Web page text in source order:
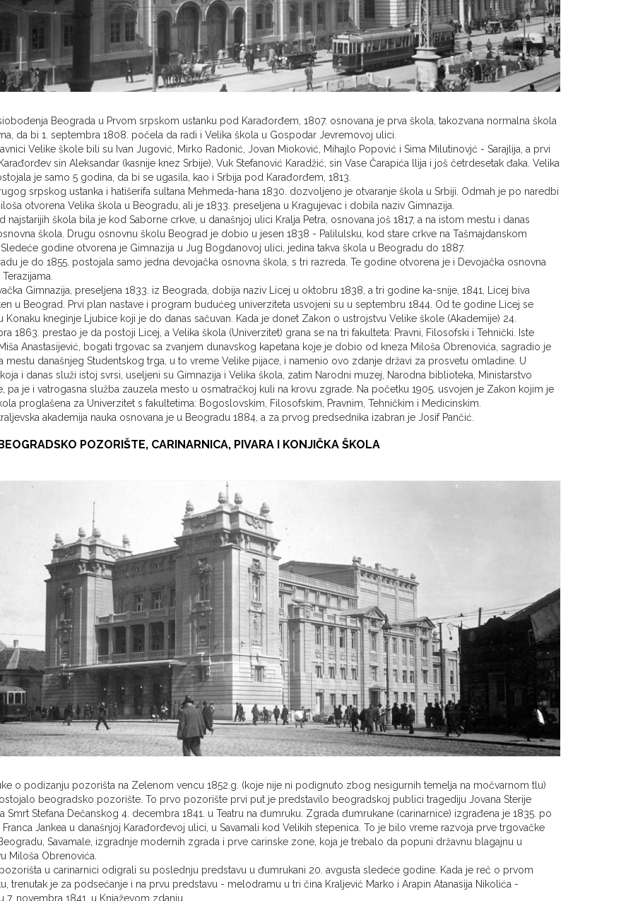
Beograda u Prvom srpskom ustanku pod Karađorđem, 1807. osnovana je prva škola, takozvana normalna škola
da bi 1. septembra 1808. počela da radi i Velika škola u Gospodar Jevremovoj ulici.
Velike škole bili su Ivan Jugović, Mirko Radonić, Jovan Mioković, Mihajlo Popović i Sima Milutinovjć - Sarajlija, a prvi
sin Aleksandar (kasnije knez Srbije), Vuk Stefanović Karadžić, sin Vase Čarapića llija i još četrdesetak đaka. Velika
je samo 5 godina, da bi se ugasila, kao i Srbija pod Karađorđem, 1813.
srpskog ustanka i hatišerifa sultana Mehmeda-hana 1830. dozvoljeno je otvaranje škola u Srbiji. Odmah je po naredbi
otvorena Velika škola u Beogradu, ali je 1833. preseljena u Kragujevac i dobila naziv Gimnazija.
najstarijih škola bila je kod Saborne crkve, u današnjoj ulici Kralja Petra, osnovana još 1817, a na istom mestu i danas
škola. Drugu osnovnu školu Beograd je dobio u jesen 1838 - Palilulsku, kod stare crkve na Tašmajdanskom
godine otvorena je Gimnazija u Jug Bogdanovoj ulici, jedina takva škola u Beogradu do 1887.
je do 1855. postojala samo jedna devojačka osnovna škola, s tri razreda. Te godine otvorena je i Devojačka osnovna
Gimnazija, preseljena 1833. iz Beograda, dobija naziv Licej u oktobru 1838, a tri godine ka-snije, 1841, Licej biva
u Beograd. Prvi plan nastave i program budućeg univerziteta usvojeni su u septembru 1844. Od te godine Licej se
Konaku kneginje Ljubice koji je do danas sačuvan. Kada je donet Zakon o ustrojstvu Velike škole (Akademije) 24.
1863. prestao je da postoji Licej, a Velika škola (Univerzitet) grana se na tri fakulteta: Pravni, Filosofski i Tehnički. Iste
Anastasijević, bogati trgovac sa zvanjem dunavskog kapetana koje je dobio od kneza Miloša Obrenovića, sagradio je
mestu današnjeg Studentskog trga, u to vreme Velike pijace, i namenio ovo zdanje državi za prosvetu omladine. U
i danas služi istoj svrsi, useljeni su Gimnazija i Velika škola, zatim Narodni muzej, Narodna biblioteka, Ministarstvo
pa je i vatrogasna služba zauzela mesto u osmatračkoj kuli na krovu zgrade. Na početku 1905. usvojen je Zakon kojim je
proglašena za Univerzitet s fakultetima: Bogoslovskim, Filosofskim, Pravnim, Tehničkim i Medicinskim.
akademija nauka osnovana je u Beogradu 1884, a za prvog predsednika izabran je Josif Pančić.
POZORIŠTE, CARINARNICA, PIVARA I KONJIČKA ŠKOLA
o podizanju pozorišta na Zelenom vencu 1852.g. (koje nije ni podignuto zbog nesigurnih temelja na močvarnom tlu)
beogradsko pozorište. To prvo pozorište prvi put je predstavilo beogradskoj publici tragediju Jovana Sterije
Smrt Stefana Dečanskog 4. decembra 1841. u Teatru na đumruku. Zgrada đumrukane (carinarnice) izgrađena je 1835. po
Jankea u današnjoj Karađorđevoj ulici, u Savamali kod Velikih stepenica. To je bilo vreme razvoja prve trgovačke
Savamale, izgradnje modernih zgrada i prve carinske zone, koja je trebalo da popuni državnu blagajnu u
Miloša Obrenovića.
u carinarnici odigrali su poslednju predstavu u đumrukani 20. avgusta sledeće godine. Kada je reč o prvom
trenutak je za podsećanje i na prvu predstavu - melodramu u tri čina Kraljević Marko i Arapin Atanasija Nikolića -
7. novembra 1841. u Knjaževom zdanju.